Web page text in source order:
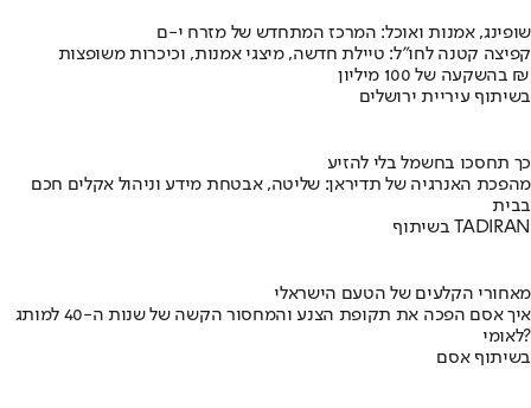
שופינג, אמנות ואוכל: המרכז המתחדש של מזרח י-ם
קפיצה קטנה לחו"ל: טיילת חדשה, מיצגי אמנות, וכיכרות משופצות
בהשקעה של 100 מיליון ₪
בשיתוף עיריית ירושלים
כך תחסכו בחשמל בלי להזיע
מהפכת האנרגיה של תדיראן: שליטה, אבטחת מידע וניהול אקלים חכם
בבית
בשיתוף TADIRAN
מאחורי הקלעים של הטעם הישראלי
איך אסם הפכה את תקופת הצנע והמחסור הקשה של שנות ה-40 למותג
לאומי?
בשיתוף אסם